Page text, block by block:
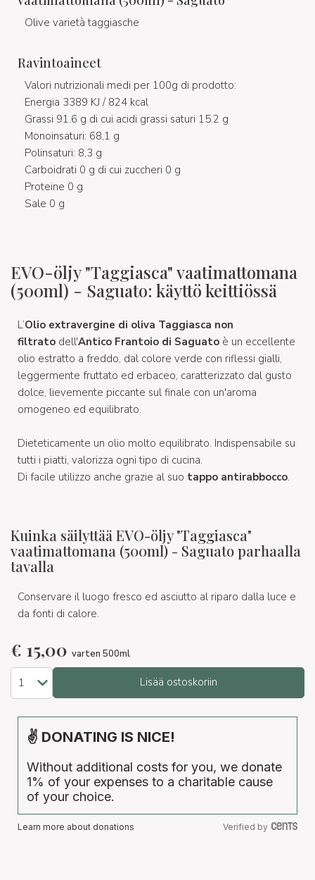
Olive varietà taggiasche
Ravintoaineet
Valori nutrizionali medi per 100g di prodotto:
Energia 3389 KJ / 824 kcal
Grassi 91.6 g di cui acidi grassi saturi 15.2 g
Monoinsaturi: 68,1 g
Polinsaturi: 8,3 g
Carboidrati 0 g di cui zuccheri 0 g
Proteine 0 g
Sale 0 g
EVO-öljy "Taggiasca" vaatimattomana
(500ml) - Saguato: käyttö keittiössä
L’Olio extravergine di oliva Taggiasca non
filtrato dell'Antico Frantoio di Saguato è un eccellente
olio estratto a freddo, dal colore verde con riflessi gialli,
leggermente fruttato ed erbaceo, caratterizzato dal gusto
dolce, lievemente piccante sul finale con un'aroma
omogeneo ed equilibrato.
Dieteticamente un olio molto equilibrato. Indispensabile su
tutti i piatti, valorizza ogni tipo di cucina.
Di facile utilizzo anche grazie al suo tappo antirabbocco.
Kuinka säilyttää EVO-öljy "Taggiasca"
vaatimattomana (500ml) - Saguato parhaalla
tavalla
Conservare il luogo fresco ed asciutto al riparo dalla luce e
da fonti di calore.
€ 15,00 varten 500ml
Lisää ostoskoriin
✌ DONATING IS NICE!
Without additional costs for you, we donate
1% of your expenses to a charitable cause
of your choice.
Learn more about donations Verified by